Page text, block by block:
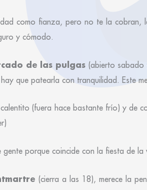
como fianza, pero no te la
y cómodo.
de las pulgas(abierto sabado
que patearla con tranquilidad. Este
(fuera hace bastante frío) y de
gente porque coincide con la fiesta de la
(cierra a las 18), merece la